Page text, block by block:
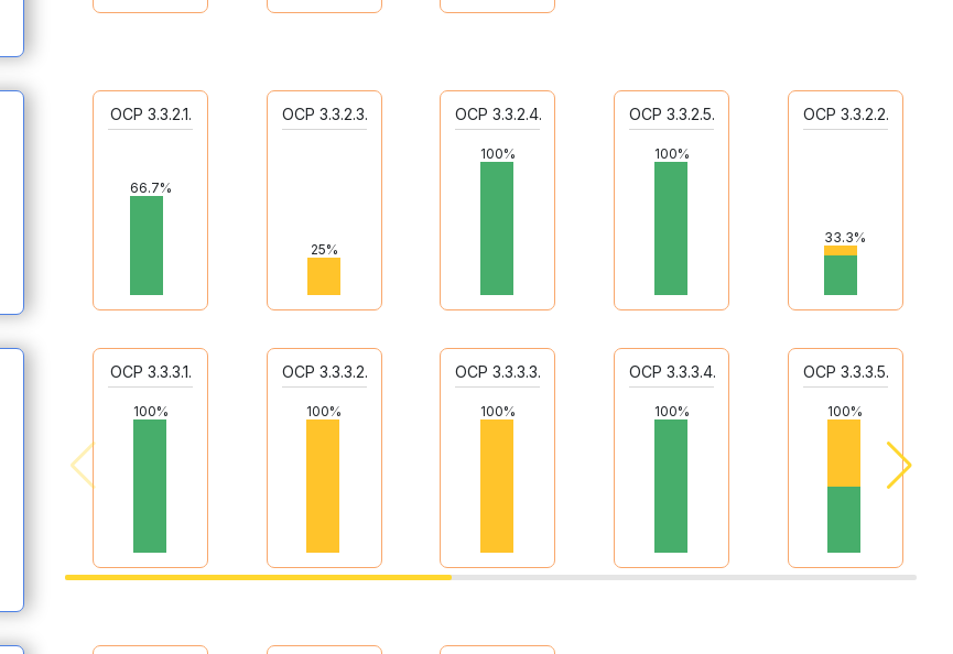
ОСР 3.3.2.1.
66.7%
ОСР 3.3.2.3.
25%
ОСР 3.3.2.4.
100%
ОСР 3.3.2.5.
100%
ОСР 3.3.2.2.
33.3%
ОСР 3.3.3.1.
100%
ОСР 3.3.3.2.
100%
ОСР 3.3.3.3.
100%
ОСР 3.3.3.4.
100%
ОСР 3.3.3.5.
100%